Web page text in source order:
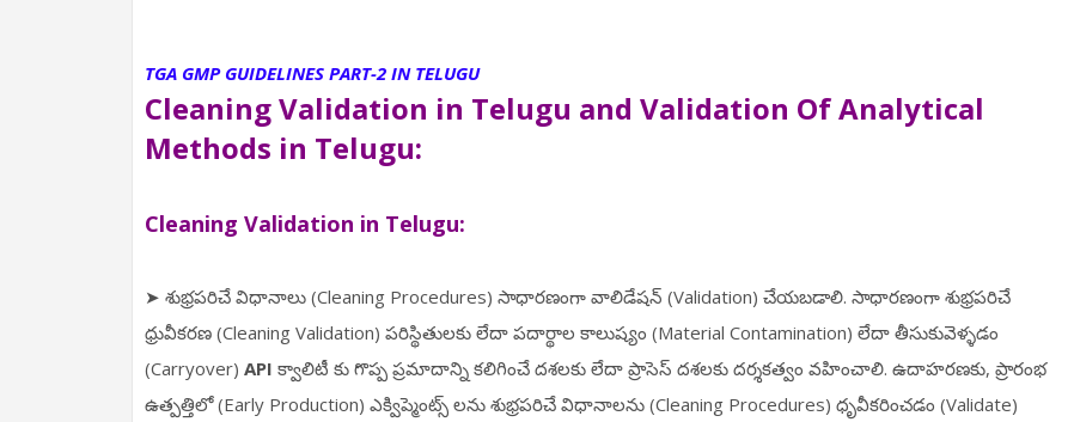
TGA GMP GUIDELINES PART-2 IN TELUGU
Cleaning Validation in Telugu and Validation Of Analytical
Methods in Telugu:
Cleaning Validation in Telugu:
➤ శుభ్రపరిచే విధానాలు (Cleaning Procedures) సాధారణంగా వాలిడేషన్ (Validation) చేయబడాలి. సాధారణంగా శుభ్రపరిచే
ధ్రువీకరణ (Cleaning Validation) పరిస్థితులకు లేదా పదార్థాల కాలుష్యం (Material Contamination) లేదా తీసుకువెళ్ళడం
(Carryover) API క్వాలిటీ కు గొప్ప ప్రమాదాన్ని కలిగించే దశలకు లేదా ప్రాసెస్ దశలకు దర్శకత్వం వహించాలి. ఉదాహరణకు, ప్రారంభ
ఉత్పత్తిలో (Early Production) ఎక్విప్మెంట్స్ లను శుభ్రపరిచే విధానాలను (Cleaning Procedures) ధృవీకరించడం (Validate)